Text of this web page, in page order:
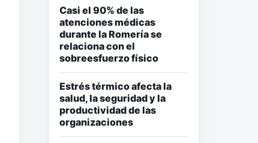
Casi el 90% de las
atenciones médicas
durante la Romería se
relaciona con el
sobreesfuerzo físico
Estrés térmico afecta la
salud, la seguridad y la
productividad de las
organizaciones